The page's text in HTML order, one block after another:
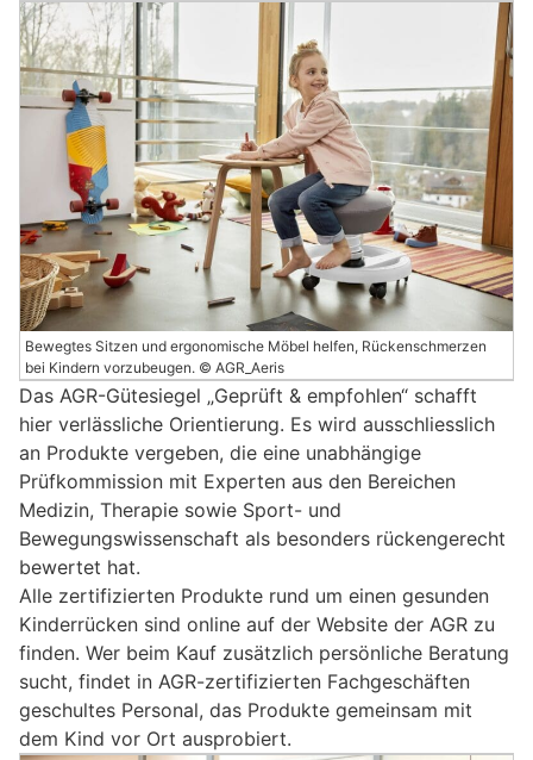
Bewegtes Sitzen und ergonomische Möbel helfen, Rückenschmerzen
bei Kindern vorzubeugen. © AGR_Aeris
Das AGR-Gütesiegel „Geprüft & empfohlen“ schafft
hier verlässliche Orientierung. Es wird ausschliesslich
an Produkte vergeben, die eine unabhängige
Prüfkommission mit Experten aus den Bereichen
Medizin, Therapie sowie Sport- und
Bewegungswissenschaft als besonders rückengerecht
bewertet hat.
Alle zertifizierten Produkte rund um einen gesunden
Kinderrücken sind online auf der Website der AGR zu
finden. Wer beim Kauf zusätzlich persönliche Beratung
sucht, findet in AGR-zertifizierten Fachgeschäften
geschultes Personal, das Produkte gemeinsam mit
dem Kind vor Ort ausprobiert.